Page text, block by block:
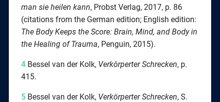
man sie heilen kann, Probst Verlag, 2017, p. 86
(citations from the German edition; English edition:
The Body Keeps the Score: Brain, Mind, and Body in
the Healing of Trauma, Penguin, 2015).
4Bessel van der Kolk, Verkörperter Schrecken, p.
415.
5Bessel van der Kolk, Verkörperter Schrecken, S.